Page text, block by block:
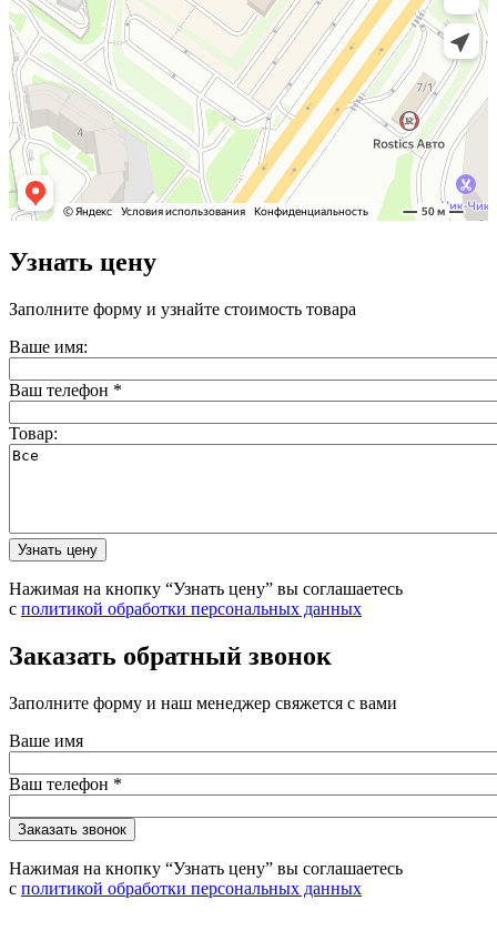
Узнать цену
Заполните форму и узнайте стоимость товара
Ваше имя:
Ваш телефон *
Товар:
Нажимая на кнопку “Узнать цену” вы соглашаетесь
с политикой обработки персональных данных
Заказать обратный звонок
Заполните форму и наш менеджер свяжется с вами
Ваше имя
Ваш телефон *
Нажимая на кнопку “Узнать цену” вы соглашаетесь
с политикой обработки персональных данных